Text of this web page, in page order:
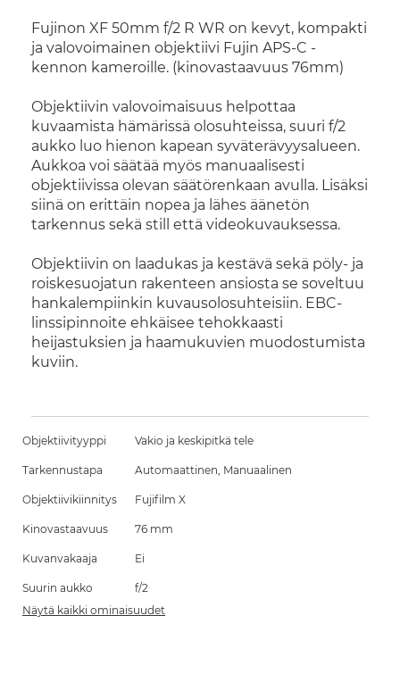
Fujinon XF 50mm f/2 R WR on kevyt, kompakti
ja valovoimainen objektiivi Fujin APS-C -
kennon kameroille. (kinovastaavuus 76mm)
Objektiivin valovoimaisuus helpottaa
kuvaamista hämärissä olosuhteissa, suuri f/2
aukko luo hienon kapean syväterävyysalueen.
Aukkoa voi säätää myös manuaalisesti
objektiivissa olevan säätörenkaan avulla. Lisäksi
siinä on erittäin nopea ja lähes äänetön
tarkennus sekä still että videokuvauksessa.
Objektiivin on laadukas ja kestävä sekä pöly- ja
roiskesuojatun rakenteen ansiosta se soveltuu
hankalempiinkin kuvausolosuhteisiin. EBC-
linssipinnoite ehkäisee tehokkaasti
heijastuksien ja haamukuvien muodostumista
kuviin.
Objektiivityyppi Vakio ja keskipitkä tele
Tarkennustapa Automaattinen, Manuaalinen
Objektiivikiinnitys Fujifilm X
Kinovastaavuus 76 mm
Kuvanvakaaja Ei
Suurin aukko
f/2
Näytä kaikki ominaisuudet